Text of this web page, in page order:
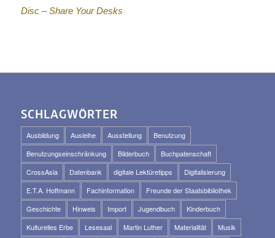
Disc – Share Your Desks
SCHLAGWÖRTER
Ausbildung Ausleihe Ausstellung
Benutzung
Benutzungseinschränkung
Bilderbuch
Buchpatenschaft
CrossAsia
Datenbank digitale Lektüretipps
Digitalisierung
E.T.A. Hoffmann
Fachinformation
Freunde der Staatsbibliothek
Geschichte
Hinweis Import Jugendbuch
Kinderbuch
Kulturelles Erbe
Lesesaal Martin Luther Materialität
Musik